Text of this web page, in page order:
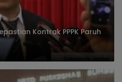
Kontrak PPPK Paruh